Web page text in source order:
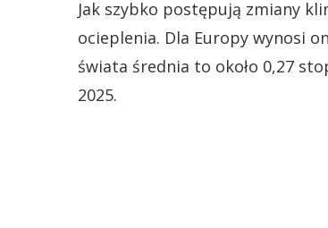
Jak szybko postępują zmiany
ocieplenia. Dla Europy wynosi
świata średnia to około 0,27
2025.